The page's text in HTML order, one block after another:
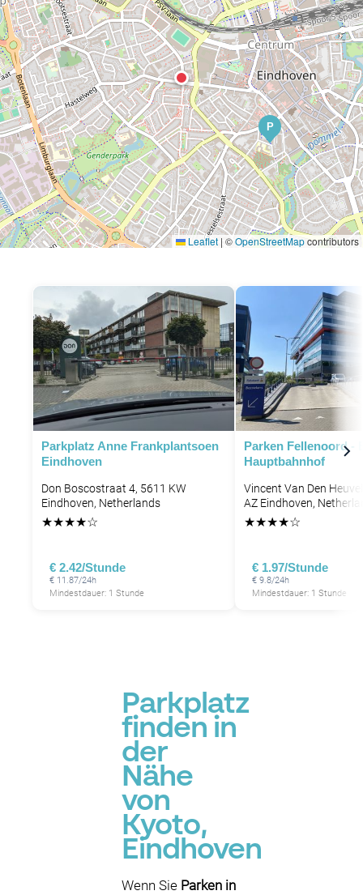
P
Leaflet | ©OpenStreetMapcontributors
Parkplatz Anne Frankplantsoen
Eindhoven
Don Boscostraat 4, 5611 KW
Eindhoven, Netherlands
★★★★☆
€ 2.42/Stunde
€ 11.87/24h
Mindestdauer: 1 Stunde
Parken Fellenoord -
Hauptbahnhof
Vincent Van Den
AZ Eindhoven,
★★★★☆
€ 1.97/Stunde
€ 9.8/24h
Mindestdauer: 1 Stunde
Parkplatz
finden in
der
Nähe
von
Kyoto,
Eindhoven
Wenn Sie Parken in